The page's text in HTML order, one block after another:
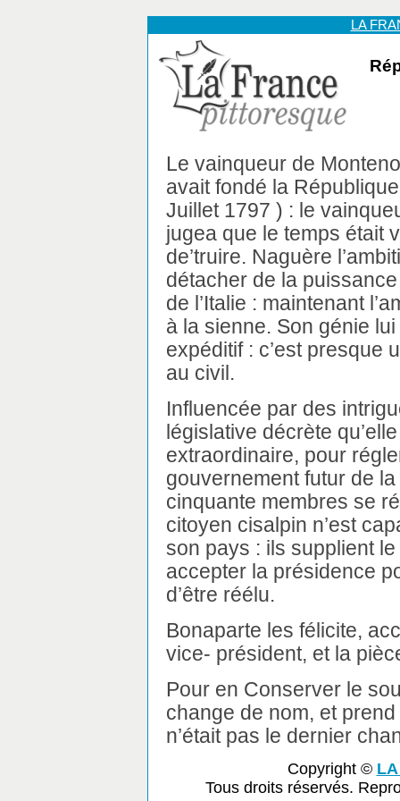
LA
Le vainqueur de
avait fondé la
Juillet 1797 ) : le
jugea que le temps était
de’truire. Naguère
détacher de la
de l’Italie : maintenant
à la sienne. Son génie
expéditif : c’est
au civil.
Influencée par des
législative décrète
extraordinaire, pour
gouvernement futur de
cinquante membres se
citoyen cisalpin n’est
son pays : ils supplient
accepter la présidence
d’être réélu.
Bonaparte les félicite,
vice- président, et la
Pour en Conserver le
change de nom, et
n’était pas le dernier
Copyright ©
Tous droits réservés.